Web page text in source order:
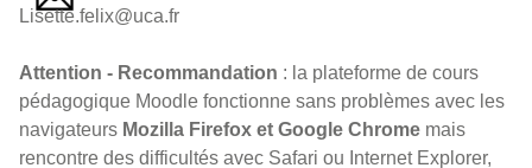
Lisette.felix@uca.fr
Attention - Recommandation : la plateforme de cours
pédagogique Moodle fonctionne sans problèmes avec les
navigateurs Mozilla Firefox et Google Chrome mais
rencontre des difficultés avec Safari ou Internet Explorer,